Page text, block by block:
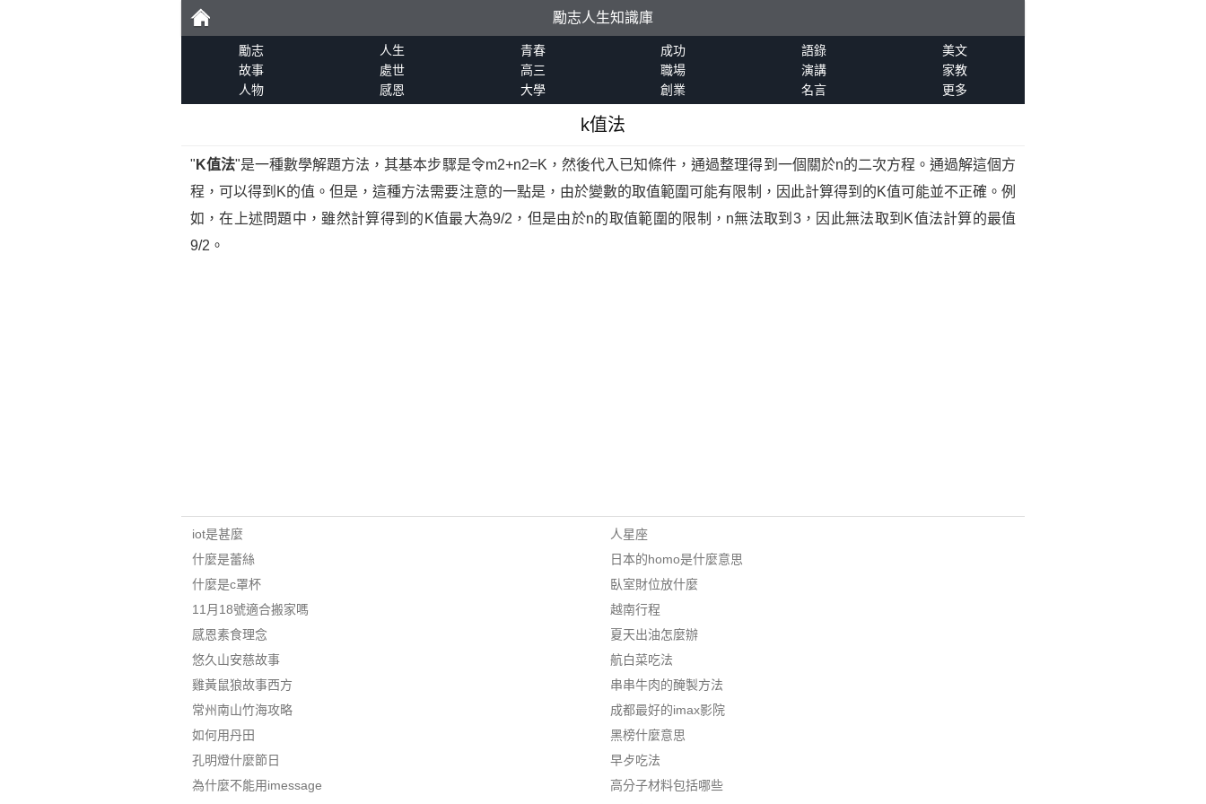
勵
勵志人生知識庫
勵志 人生 青春 成功 語錄
美文
故事
處世 高三 職場 演講
家教
人物
感恩 大學 創業 名言 更多
k值法
" K值法"是一種數學解題方法，其基本步驟是令m2+n2=K，然後代入已知條件，通過整理得到一個關於n的二次方程。通過解這個方
程，可以得到K的值。但是，這種方法需要注意的一點是，由於變數的取值範圍可能有限制，因此計算得到的K值可能並不正確。例
如，在上述問題中，雖然計算得到的K值最大為9/2，但是由於n的取值範圍的限制，n無法取到3，因此無法取到K值法計算的最值
9/2。
iot是甚麼
什麼是蕾絲
什麼是c罩杯
11月18號適合搬家嗎
感恩素食理念
悠久山安慈故事
雞黃鼠狼故事西方
常州南山竹海攻略
如何用丹田
孔明燈什麼節日
為什麼不能用imessage
人星座
日本的homo是什麼意思
臥室財位放什麼
越南行程
夏天出油怎麼辦
航白菜吃法
串串牛肉的醃製方法
成都最好的imax影院
黑榜什麼意思
早歺吃法
高分子材料包括哪些